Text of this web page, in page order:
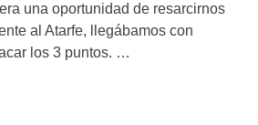
una oportunidad de resarcirnos
al Atarfe, llegábamos con
los 3 puntos. …